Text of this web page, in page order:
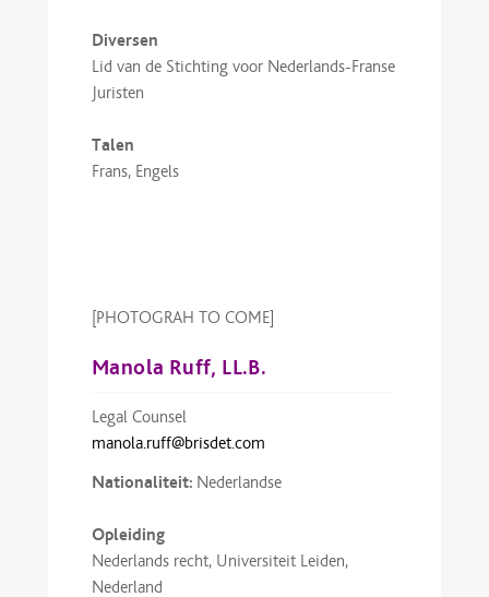
Diversen
Lid van de Stichting voor Nederlands-Franse
Juristen
Talen
Frans, Engels
[PHOTOGRAH TO COME]
Manola Ruff, LL.B.
Legal Counsel
manola.ruff@brisdet.com
Nationaliteit: Nederlandse
Opleiding
Nederlands recht, Universiteit Leiden,
Nederland